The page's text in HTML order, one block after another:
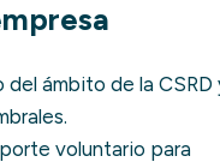
ámbito de la CSRD
voluntario para